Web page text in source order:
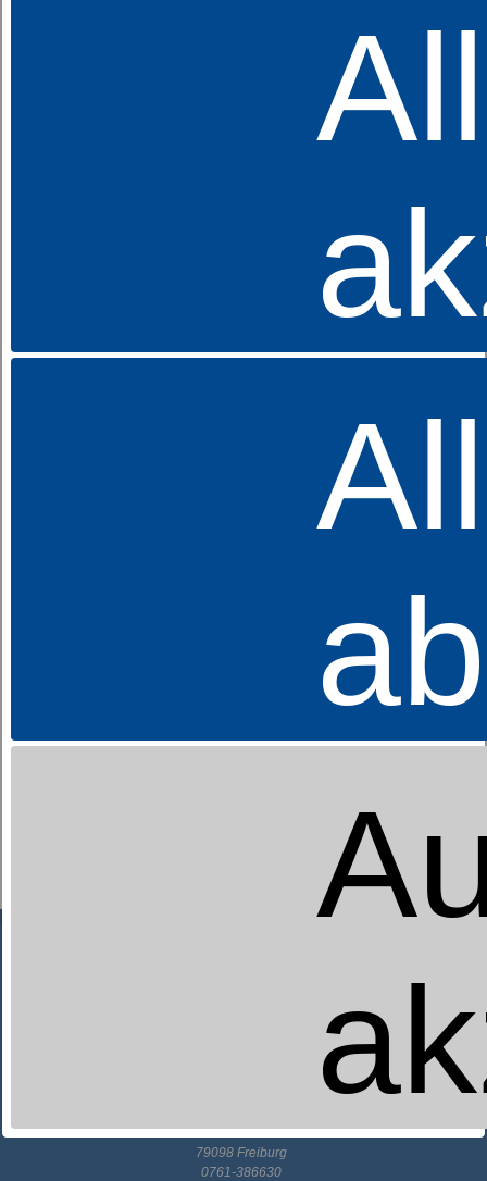
Unterlinden 4
79098 Freiburg
0761-386630